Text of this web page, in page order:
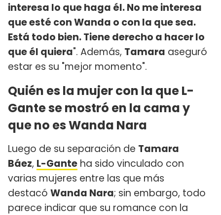
interesa lo que haga él. No me interesa
que esté con Wanda o con la que sea.
Está todo bien. Tiene derecho a hacer lo
que él quiera". Además, Tamara aseguró
estar es su "mejor momento".
Quién es la mujer con la que L-
Gante se mostró en la cama y
que no es Wanda Nara
Luego de su separación de Tamara
Báez, L-Gante ha sido vinculado con
varias mujeres entre las que más
destacó Wanda Nara; sin embargo, todo
parece indicar que su romance con la